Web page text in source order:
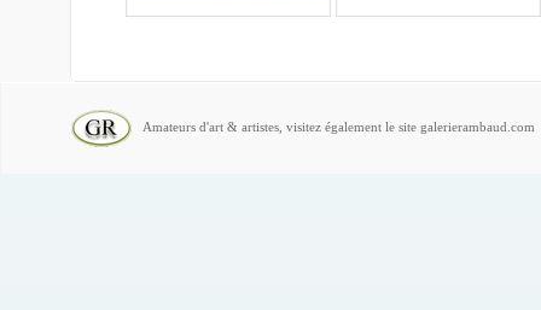
Amateurs d'art & artistes, visitez également le site galerierambaud.com